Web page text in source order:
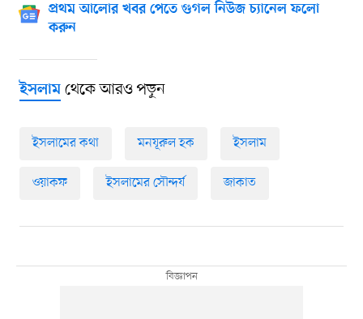
প্রথম আলোর খবর পেতে গুগল নিউজ চ্যানেল ফলো
করুন
ইসলামথেকে আরও পড়ুন
ইসলামের কথা মনযূরুল হক ইসলাম
ওয়াকফ ইসলামের সৌন্দর্য জাকাত